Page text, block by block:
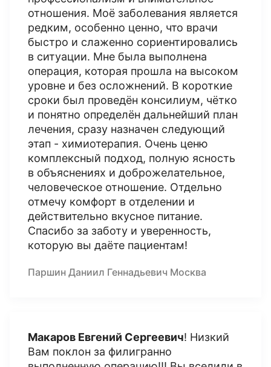
отношения. Моё заболевания является
редким, особенно ценно, что врачи
быстро и слаженно сориентировались
в ситуации. Мне была выполнена
операция, которая прошла на высоком
уровне и без осложнений. В короткие
сроки был проведён консилиум, чётко
и понятно определëн дальнейший план
лечения, сразу назначен следующий
этап - химиотерапия. Очень ценю
комплексный подход, полную ясность
в объяснениях и доброжелательное,
человеческое отношение. Отдельно
отмечу комфорт в отделении и
действительно вкусное питание.
Спасибо за заботу и уверенность,
которую вы даёте пациентам!
Паршин Даниил Геннадьевич Москва
Макаров Евгений Сергеевич! Низкий
Вам поклон за филигранно